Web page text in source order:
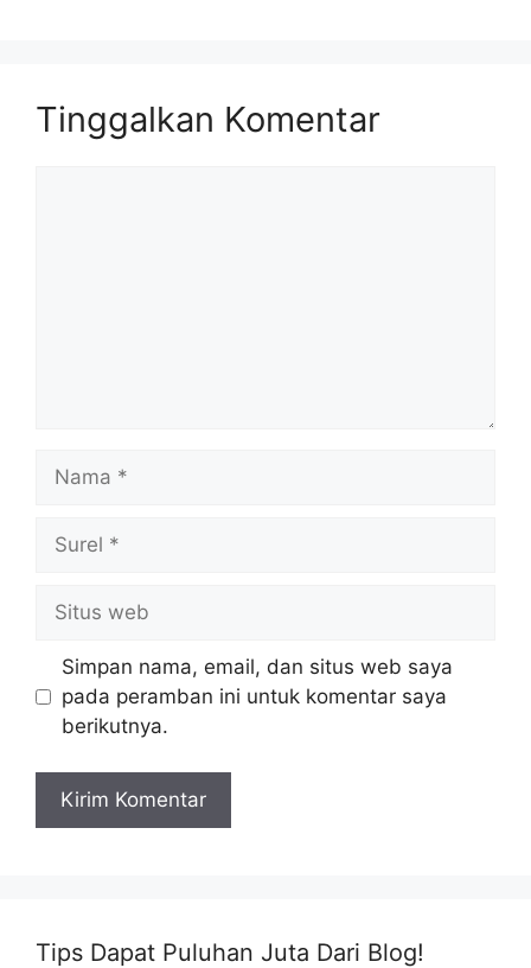
Tinggalkan Komentar
Nama
Surel
Situs
web
Simpan nama, email, dan situs web saya
pada peramban ini untuk komentar saya
berikutnya.
Tips Dapat Puluhan Juta Dari Blog!